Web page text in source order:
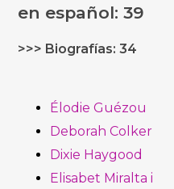
en español: 39
>>> Biografías: 34
Élodie Guézou
Deborah Colker
Dixie Haygood
Elisabet Miralta i